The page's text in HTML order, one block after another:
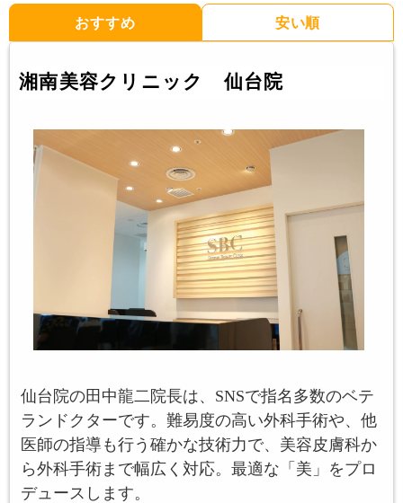
おすすめ 安い順
湘南美容クリニック 仙台院
仙台院の田中龍二院長は、SNSで指名多数のベテ
ランドクターです。難易度の高い外科手術や、他
医師の指導も行う確かな技術力で、美容皮膚科か
ら外科手術まで幅広く対応。最適な「美」をプロ
デュースします。